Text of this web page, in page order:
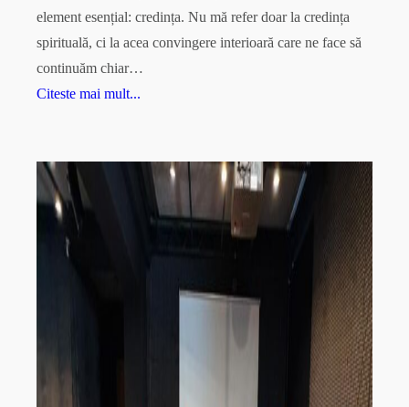
element esențial: credința. Nu mă refer doar la credința
spirituală, ci la acea convingere interioară care ne face să
continuăm chiar…
Citeste mai mult...